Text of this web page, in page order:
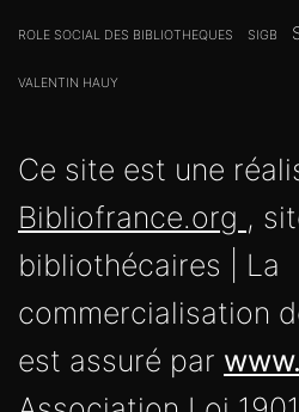
ROLE SOCIAL DES BIBLIOTHEQUES SIGB
VALENTIN HAUY
Ce site est une
Bibliofrance.org ,
bibliothécaires | La
commercialisation
est assuré par